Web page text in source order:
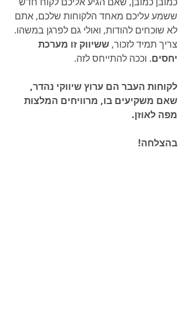
ששמע עליכם מאחד הלקוחות שלכם, אתם
לא שוכחים להודות, ואולי גם לפרגן במשהו.
צריך תמיד לזכור, ששיווק זו מערכת
יחסים. וככה להתייחס לזה.
לקוחות העבר הם ערוץ שיווקי נהדר,
שאם משקיעים בו, מרוויחים המלצות
מפה לאוזן.
בהצלחה!